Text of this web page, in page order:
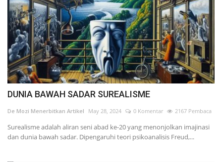
DUNIA BAWAH SADAR SUREALISME
De Mozi Menerbitkan Artikel May 28, 2024 0 Komentar 2167 Pembaca
Surealisme adalah aliran seni abad ke-20 yang menonjolkan imajinasi
dan dunia bawah sadar. Dipengaruhi teori psikoanalisis Freud,...